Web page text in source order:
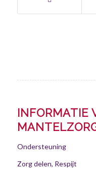
INFORMATIE
Ondersteuning
Zorg delen, Respijt